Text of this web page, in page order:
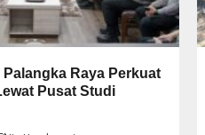
Raya Perkuat
Pusat Studi